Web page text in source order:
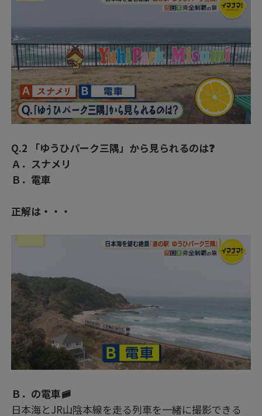
Q.2 「ゆうひパーク三隅」から見られるのは❓
Ａ．スナメリ
Ｂ．電車
正解は・・・
Ｂ．の電車🚞
日本海とJR山陰本線を走る列車を一緒に撮影できる